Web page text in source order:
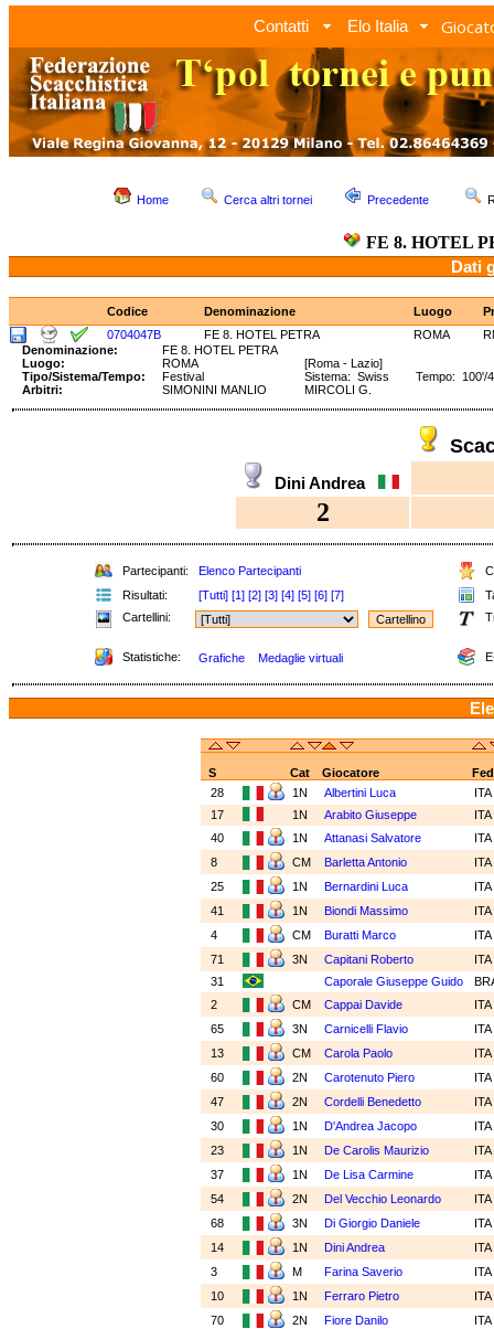
Contatti Elo Italia
Home Cerca altri tornei Precedente
FE 8. HOTEL
Dati
Codice Denominazione Luogo
Pr
0704047B
FE 8. HOTEL PETRA ROMA
Denominazione:
FE 8. HOTEL PETRA
Luogo:
ROMA
[Roma - Lazio]
Tipo/Sistema/Tempo:
Festival
Sistema: Swiss Tempo: 100'/
Arbitri:
SIMONINI MANLIO MIRCOLI G.
Dini Andrea
2
Partecipanti: Elenco Partecipanti
Risultati:
[Tutti] [1] [2] [3] [4] [5] [6] [7]
Cartellini:
Statistiche: Grafiche Medaglie virtuali
S Cat Giocatore
Fed
28
1N Albertini Luca
ITA
17
1N Arabito Giuseppe
ITA
40
1N Attanasi Salvatore
ITA
8
CM Barletta Antonio
ITA
25
1N Bernardini Luca
ITA
41
1N Biondi Massimo
ITA
4
CM Buratti Marco
ITA
71
3N Capitani Roberto
ITA
31
Caporale Giuseppe Guido
2
CM Cappai Davide
ITA
65
3N Carnicelli Flavio
ITA
13
CM Carola Paolo
ITA
60
2N Carotenuto Piero
ITA
47
2N Cordelli Benedetto
ITA
30
1N D'Andrea Jacopo
ITA
23
1N De Carolis Maurizio
ITA
37
1N De Lisa Carmine
ITA
54
2N Del Vecchio Leonardo
ITA
68
3N Di Giorgio Daniele
ITA
14
1N Dini Andrea
ITA
3
M Farina Saverio
ITA
10
1N Ferraro Pietro
ITA
70
2N Fiore Danilo
ITA